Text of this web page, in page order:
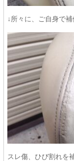
↓所々に、ご自身で
スレ傷、ひび割れを